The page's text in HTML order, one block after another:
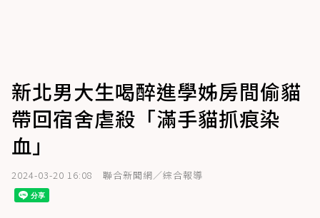
新北男大生喝醉進學姊房間偷貓
帶回宿舍虐殺「滿手貓抓痕染
血」
2024-03-20 16:08 聯合新聞網／綜合報導